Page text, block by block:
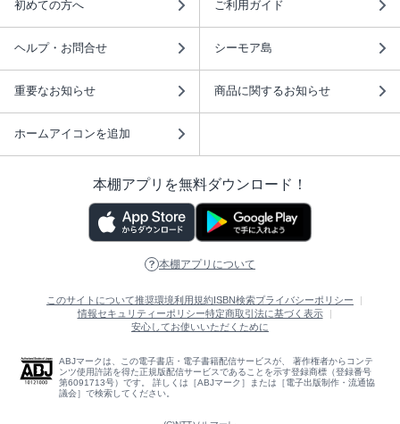
初めての方へ ご利用ガイド
ヘルプ・お問合せ シーモア島
重要なお知らせ 商品に関するお知らせ
ホームアイコンを追加
本棚アプリを無料ダウンロード！
本棚アプリについて
このサイトについて推奨環境利用規約 ISBN検索プライバシーポリシー
情報セキュリティーポリシー特定商取引法に基づく表示
安心してお使いいただくために
ABJマークは、この電子書店・電子書籍配信サービスが、 著作権者からコンテ
ンツ使用許諾を得た正規版配信サービスであることを示す登録商標（登録番号
第6091713号）です。 詳しくは［ABJマーク］または［電子出版制作・流通協
議会］で検索してください。